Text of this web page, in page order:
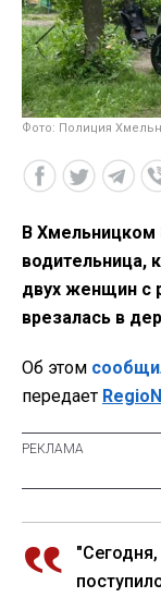
Фото: Полиция
В Хмельницком
водительница,
двух женщин с
врезалась в
Об этом
передает